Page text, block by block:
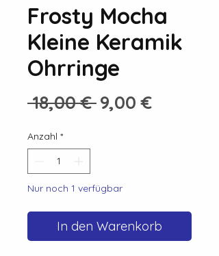
Frosty Mocha
Kleine Keramik
Ohrringe
18,00 € Standardpreis
9,00 €Sale-
Anzahl *
Nur noch 1 verfügbar
In den Warenkorb